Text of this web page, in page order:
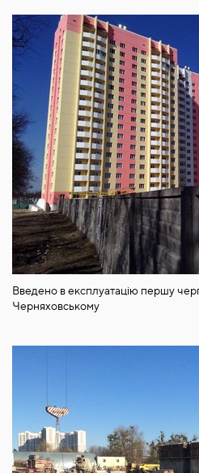
Введено в експлуатацію першу
Черняховському